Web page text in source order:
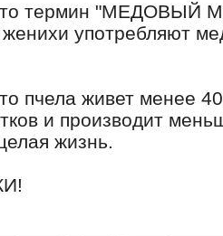
термин "МЕДОВЫЙ
женихи употребляют
пчела живет менее
и производит
жизнь.